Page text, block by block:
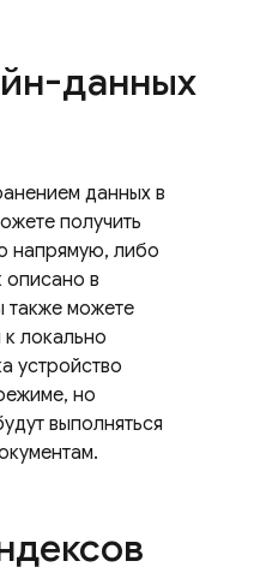
данных
данных в
получить
напрямую, либо
описано в
также можете
локально
устройство
но
выполняться